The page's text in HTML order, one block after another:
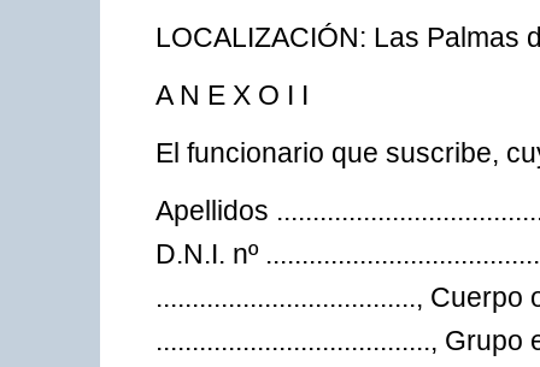
LOCALIZACIÓN: Las Palmas
A N E X O I I
El funcionario que suscribe,
Apellidos
D.N.I. nº
....................................,
......................................,